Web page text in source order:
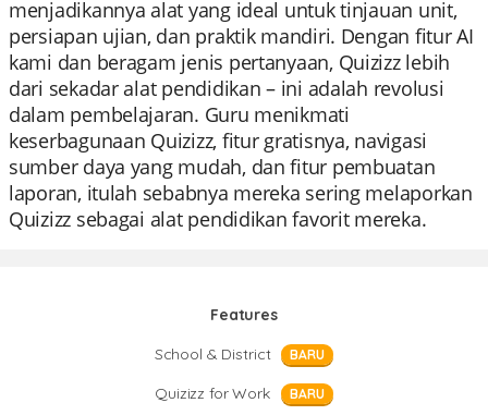
menjadikannya alat yang ideal untuk tinjauan unit,
persiapan ujian, dan praktik mandiri. Dengan fitur AI
kami dan beragam jenis pertanyaan, Quizizz lebih
dari sekadar alat pendidikan – ini adalah revolusi
dalam pembelajaran. Guru menikmati
keserbagunaan Quizizz, fitur gratisnya, navigasi
sumber daya yang mudah, dan fitur pembuatan
laporan, itulah sebabnya mereka sering melaporkan
Quizizz sebagai alat pendidikan favorit mereka.
Features
School & District
BARU
Quizizz for Work BARU